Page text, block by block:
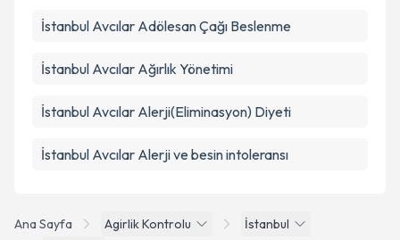
Ana Sayfa Agirlik Kontrolu
İstanbul
İstanbul Avcılar Adölesan Çağı Beslenme
İstanbul Avcılar Ağırlık Yönetimi
İstanbul Avcılar Alerji(Eliminasyon) Diyeti
İstanbul Avcılar Alerji ve besin intoleransı